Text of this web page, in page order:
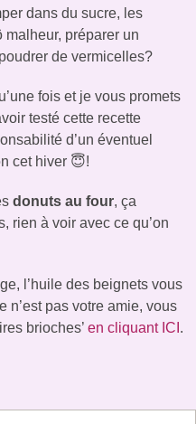
dans du sucre, les
malheur, préparer un
de vermicelles?
fois et je vous promets
testé cette recette
d’un éventuel
cet hiver 😇!
donuts au four, ça
rien à voir avec ce qu’on
l’huile des beignets vous
n’est pas votre amie, vous
brioches’ en cliquant ICI .